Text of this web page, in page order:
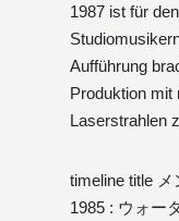
1987 ist für
Aufführung
Produktion mit
Laserstrahlen
timeline title
1985 : ウォー